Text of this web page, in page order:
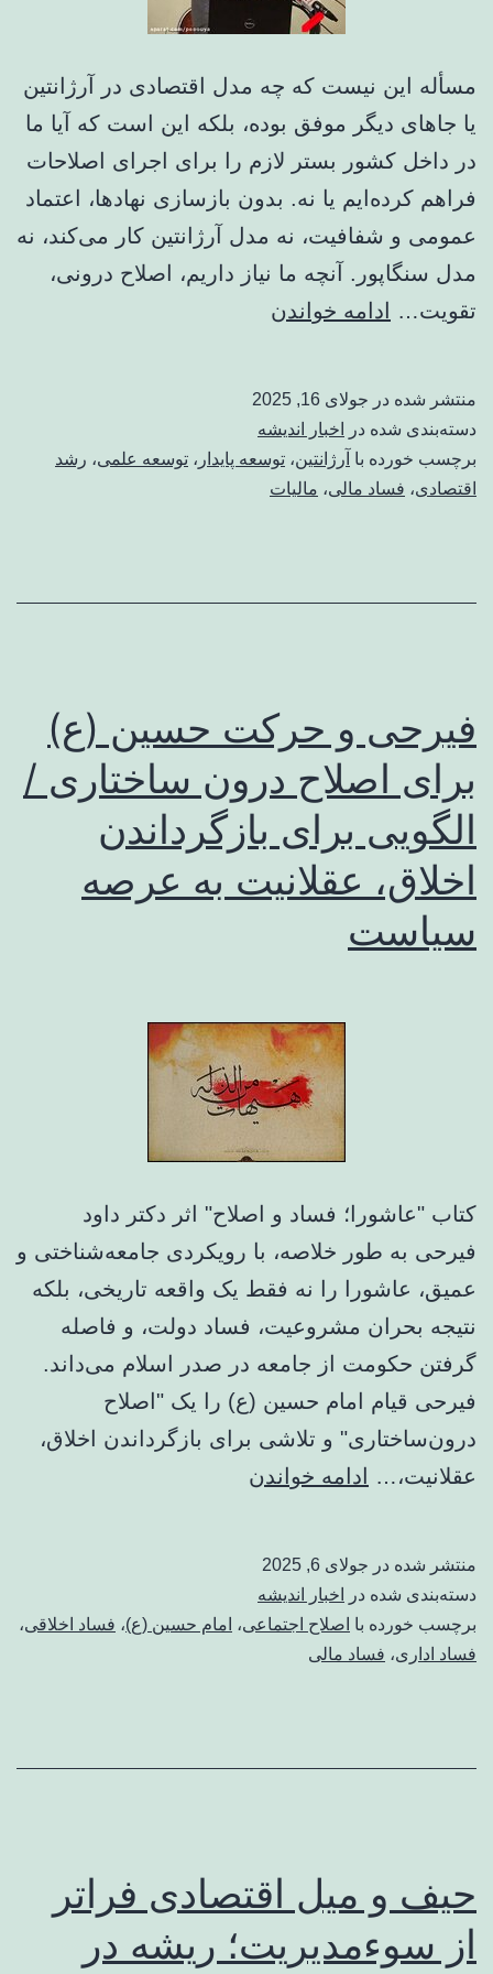
شفافیت
نیست
مسأله این نیست که چه مدل اقتصادی در آرژانتین
یا جاهای دیگر موفق بوده، بلکه این است که آیا ما
در داخل کشور بستر لازم را برای اجرای اصلاحات
فراهم کرده‌ایم یا نه. بدون بازسازی نهادها، اعتماد
عمومی و شفافیت، نه مدل آرژانتین کار می‌کند، نه
مدل سنگاپور. آنچه ما نیاز داریم، اصلاح درونی،
تقویت… ادامه خواندن
یابد
اما
نمی
توسعه
در
ایران
می
بدون
بازسازی
نهادها
شفافیت
ممکن
نیست
منتشر شده در جولای 16, 2025
دسته‌بندی شده در
اخبار اندیشه
برچسب خورده با آرژانتین، توسعه پایدار ، توسعه علمی، رشد
اقتصادی، فساد مالی، مالیات
فیرحی و حرکت حسین (ع)
برای اصلاح درون ساختاری /
الگویی برای بازگرداندن
اخلاق، عقلانیت به عرصه
سیاست
کتاب "عاشورا؛ فساد و اصلاح" اثر دکتر داود
فیرحی به طور خلاصه، با رویکردی جامعه‌شناختی و
عمیق، عاشورا را نه فقط یک واقعه تاریخی، بلکه
نتیجه بحران مشروعیت، فساد دولت، و فاصله
گرفتن حکومت از جامعه در صدر اسلام می‌داند.
فیرحی قیام امام حسین (ع) را یک "اصلاح
درون‌ساختاری" و تلاشی برای بازگرداندن اخلاق،
عقلانیت،… ادامه خواندن
(ع)
ساختاری
برای
اخلاق،
منتشر شده در جولای 6, 2025
دسته‌بندی شده در
اخبار اندیشه
برچسب خورده با اصلاح اجتماعی، امام حسین (ع)، فساد اخلاقی،
فساد اداری، فساد مالی
حیف و میل اقتصادی فراتر
از سوءمدیریت؛ ریشه در